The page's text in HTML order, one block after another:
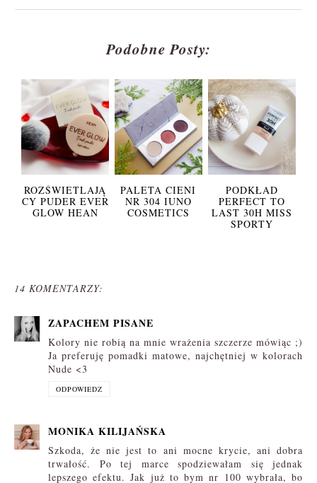
Podobne Posty:
ROZŚWIETLAJĄ
CY PUDER EVER
GLOW HEAN
PALETA CIENI
NR 304 IUNO
COSMETICS
PODKŁAD
PERFECT TO
LAST 30H MISS
SPORTY
14 KOMENTARZY:
ZAPACHEM PISANE
Kolory nie robią na mnie wrażenia szczerze mówiąc ;)
Ja preferuję pomadki matowe, najchętniej w kolorach
Nude <3
ODPOWIEDZ
MONIKA KILIJAŃSKA
Szkoda, że nie jest to ani mocne krycie, ani dobra
trwałość. Po tej marce spodziewałam się jednak
lepszego efektu. Jak już to bym nr 100 wybrała, bo